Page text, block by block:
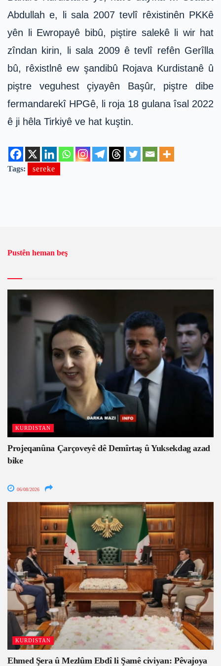
Abdullah e, li sala 2007 tevlî rêxistinên PKKê
yên li Ewropayê bibû, piştire salekê li wir hat
zîndan kirin, li sala 2009 ê tevlî refên Gerîlla
bû, rêxistlnê ew şandibû Rojava Kurdistanê û
piştre veguhest çiyayên Başûr, piştre dibe
fermandarekî HPGê, li roja 18 gulana îsal 2022
ê ji hêla Tirkiyê ve hat kuştin.
Tags: sereke
Pustên heman beş
KURDISTAN
Projeqanûna Çarçoveyê dê Demîrtaş û Yuksekdag azad
bike
06/08/2026
KURDISTAN
Ehmed Şera û Mezlûm Ebdî li Şamê civiyan: Pêvajoya